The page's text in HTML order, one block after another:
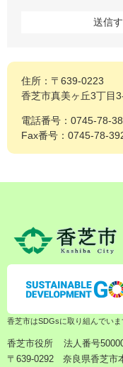
住所：〒639-0223
香芝市真美ヶ丘3丁目
電話番号：0745-78-
Fax番号：0745-78-
香芝市はSDGsに取り組んでいま
香芝市役所
法人番号
〒639-0292 奈良県香芝市